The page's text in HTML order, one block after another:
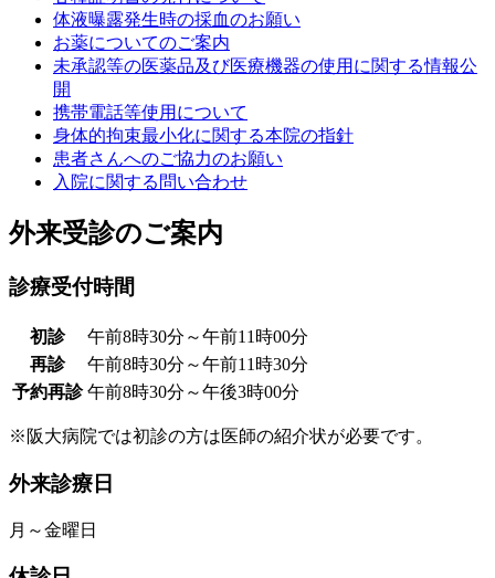
体液曝露発生時の採血のお願い
お薬についてのご案内
未承認等の医薬品及び医療機器の使用に関する情報公
開
携帯電話等使用について
身体的拘束最小化に関する本院の指針
患者さんへのご協力のお願い
入院に関する問い合わせ
外来受診のご案内
診療受付時間
初診
午前8時30分～午前11時00分
再診
午前8時30分～午前11時30分
予約再診 午前8時30分～午後3時00分
※阪大病院では初診の方は医師の紹介状が必要です。
外来診療日
月～金曜日